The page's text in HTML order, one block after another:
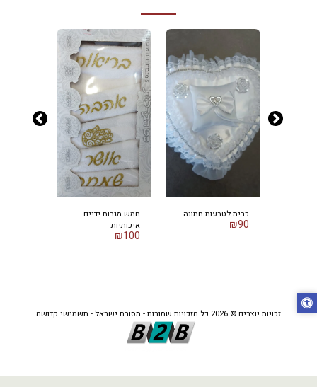
כרית לטבעות חתונה
₪90
חמש מגבות ידיים
איכותיות
₪100
זכויות יוצרים © 2026 כל הזכויות שמורות - מסורת ישראל - תשמישי קדושה